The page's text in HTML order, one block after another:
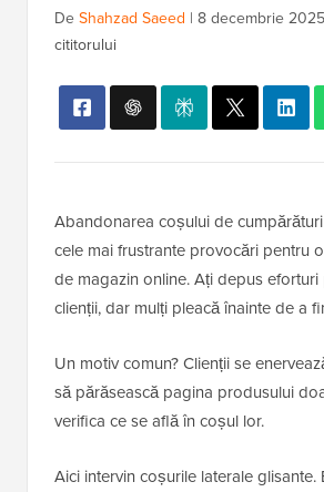
De Shahzad Saeed | 8 decembrie 2025
cititorului
Abandonarea coșului de
cele mai frustrante provocări pentru
de magazin online. Ați depus
clienții, dar mulți pleacă înainte de a
Un motiv comun? Clienții se
să părăsească pagina produsului
verifica ce se află în coșul lor.
Aici intervin coșurile laterale glisante.